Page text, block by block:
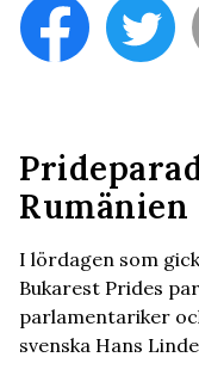
Rumänien
I lördagen som
Bukarest Prides
parlamentariker
svenska Hans